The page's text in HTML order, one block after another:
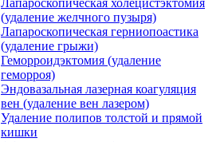
Лапароскопическая холецистэктомия
(удаление желчного пузыря)
Лапароскопическая герниопоастика
(удаление грыжи)
Геморроидэктомия (удаление
геморроя)
Эндовазальная лазерная коагуляция
вен (удаление вен лазером)
Удаление полипов толстой и прямой
кишки